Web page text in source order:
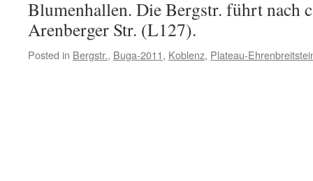
Blumenhallen. Die Bergstr. führt nach
Arenberger Str. (L127).
Posted in Bergstr., Buga-2011, Koblenz, Plateau-